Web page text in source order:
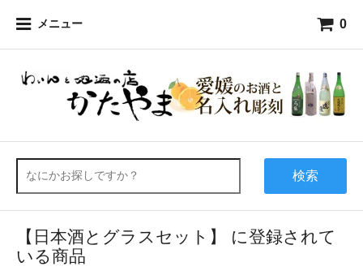
メニュー 0
検索
【日本酒とグラスセット】 に登録されて
いる商品